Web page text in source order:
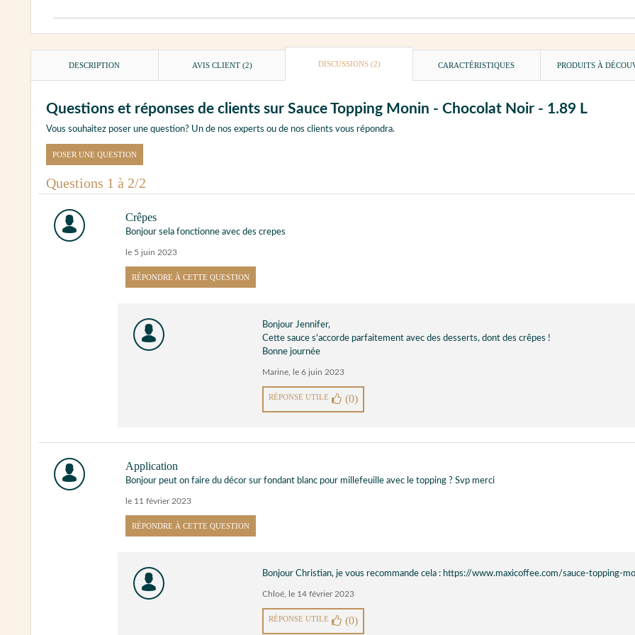
DESCRIPTION AVIS CLIENT (2) DISCUSSIONS (2) CARACTÉRISTIQUES PRODUITS À
Questions et réponses de clients sur Sauce Topping Monin - Chocolat Noir - 1.89 L
Vous souhaitez poser une question? Un de nos experts ou de nos clients vous répondra.
POSER UNE QUESTION
Questions 1 à 2/2
Crêpes
Bonjour sela fonctionne avec des crepes
le 5 juin 2023
RÉPONDRE À CETTE QUESTION
Bonjour Jennifer,
Cette sauce s'accorde parfaitement avec des desserts, dont des crêpes !
Bonne journée
Marine, le 6 juin 2023
RÉPONSE UTILE (0)
Application
Bonjour peut on faire du décor sur fondant blanc pour millefeuille avec le topping ? Svp merci
le 11 février 2023
RÉPONDRE À CETTE QUESTION
Bonjour Christian, je vous recommande cela : https://www.maxicoffee.com/sauce-topping-
Chloé, le 14 février 2023
RÉPONSE UTILE (0)